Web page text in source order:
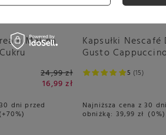
Malina
24,99 zł
16,99 zł
dni przed
+70%
5 15
Kapsułki Nescafé
Gusto
Najniższa cena z 30
obniżką: 39,99 zł 0%